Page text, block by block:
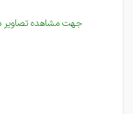
جهت مشاهده تصاویر در